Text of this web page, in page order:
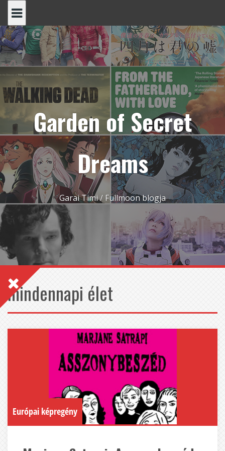
content
Garden of Secret
Dreams
Garai Timi / Fullmoon blogja
mindennapi élet
Európai képregény